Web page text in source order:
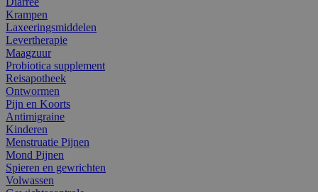
Krampen
Laxeeringsmiddelen
Levertherapie
Maagzuur
Probiotica supplement
Reisapotheek
Ontwormen
Pijn en Koorts
Antimigraine
Kinderen
Menstruatie Pijnen
Mond Pijnen
Spieren en gewrichten
Volwassen